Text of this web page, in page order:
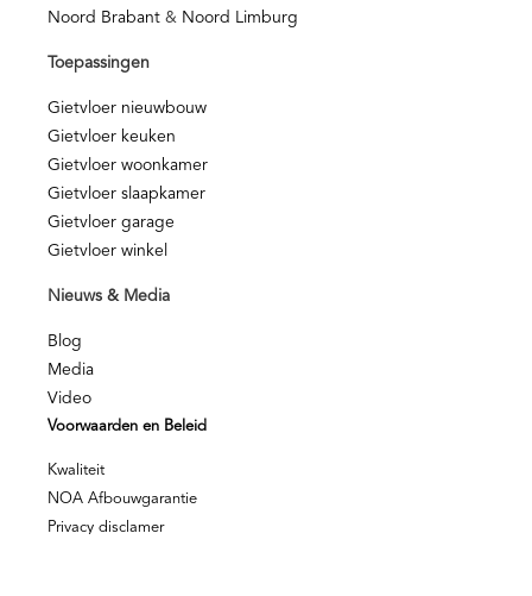
Noord Brabant & Noord Limburg
Toepassingen
Gietvloer nieuwbouw
Gietvloer keuken
Gietvloer woonkamer
Gietvloer slaapkamer
Gietvloer garage
Gietvloer winkel
Nieuws & Media
Blog
Media
Video
Voorwaarden en Beleid
Kwaliteit
NOA Afbouwgarantie
Privacy disclamer